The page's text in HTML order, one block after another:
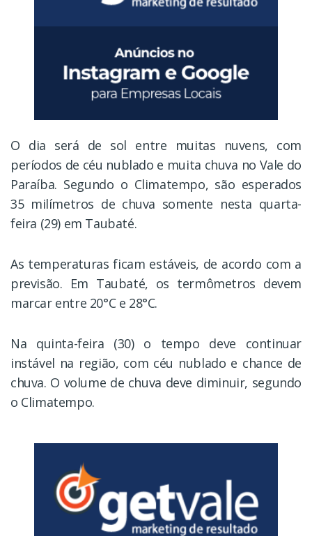
O dia será de sol entre muitas nuvens, com
períodos de céu nublado e muita chuva no Vale do
Paraíba. Segundo o Climatempo, são esperados
35 milímetros de chuva somente nesta quarta-
feira (29) em Taubaté.
As temperaturas ficam estáveis, de acordo com a
previsão. Em Taubaté, os termômetros devem
marcar entre 20°C e 28°C.
Na quinta-feira (30) o tempo deve continuar
instável na região, com céu nublado e chance de
chuva. O volume de chuva deve diminuir, segundo
o Climatempo.